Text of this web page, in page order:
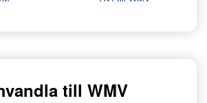
till WMV